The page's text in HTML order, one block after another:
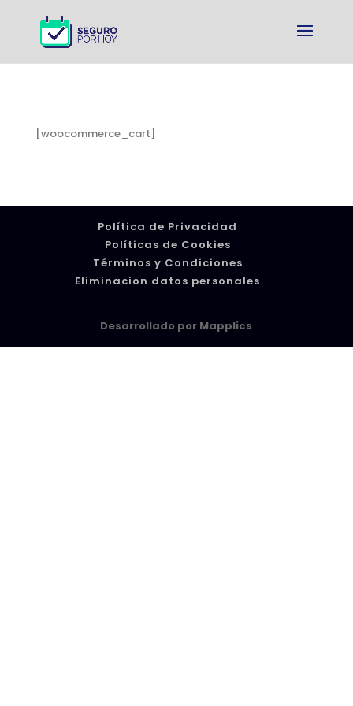
[woocommerce_cart]
Política de Privacidad
Políticas de Cookies
Términos y Condiciones
Eliminacion datos personales
Desarrollado por Mapplics